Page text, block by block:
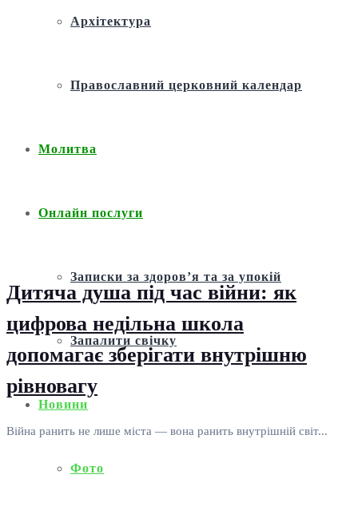
Архітектура
Православний церковний календар
Молитва
Онлайн послуги
Записки за здоров’я та за упокій
Запалити свічку
Новини
Фото
Дитяча душа під час війни: як
цифрова недільна школа
допомагає зберігати внутрішню
рівновагу
Війна ранить не лише міста — вона ранить внутрішній світ...